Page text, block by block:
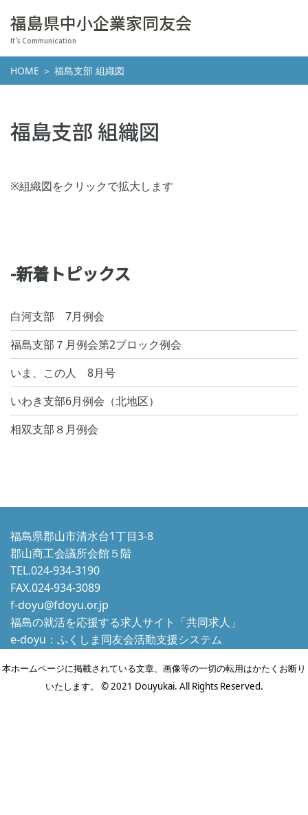
福島県中小企業家同友会
It's Communication
HOME ＞ 福島支部 組織図
福島支部 組織図
※組織図をクリックで拡大します
-新着トピックス
白河支部 7月例会
福島支部７月例会第2ブロック例会
いま、この人 8月号
いわき支部6月例会（北地区）
相双支部８月例会
福島県郡山市清水台1丁目3-8
郡山商工会議所会館５階
TEL.024-934-3190
FAX.024-934-3089
f-doyu@fdoyu.or.jp
福島の就活を応援する求人サイト「共同求人」
e-doyu：ふくしま同友会活動支援システム
本ホームページに掲載されている文章、画像等の一切の転用はかたくお断り
いたします。 © 2021 Douyukai. All Rights Reserved.